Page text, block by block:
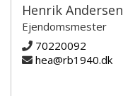
Henrik Andersen
Ejendomsmester
70220092
hea@rb1940.dk